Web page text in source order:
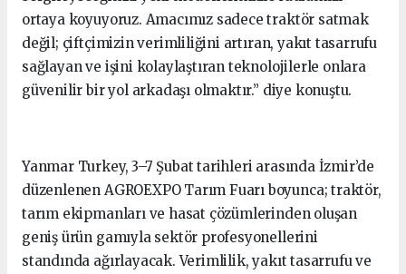
ortaya koyuyoruz. Amacımız sadece traktör satmak
değil; çiftçimizin verimliliğini artıran, yakıt tasarrufu
sağlayan ve işini kolaylaştıran teknolojilerle onlara
güvenilir bir yol arkadaşı olmaktır.” diye konuştu.
Yanmar Turkey, 3–7 Şubat tarihleri arasında İzmir’de
düzenlenen AGROEXPO Tarım Fuarı boyunca; traktör,
tarım ekipmanları ve hasat çözümlerinden oluşan
geniş ürün gamıyla sektör profesyonellerini
standında ağırlayacak. Verimlilik, yakıt tasarrufu ve